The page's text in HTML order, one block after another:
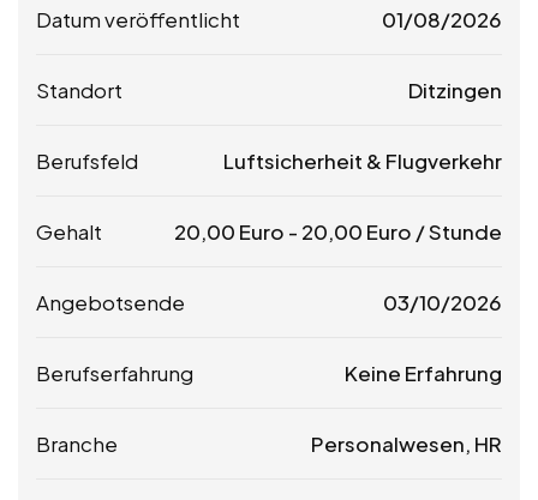
Datum veröffentlicht 01/08/2026
Standort Ditzingen
Berufsfeld Luftsicherheit & Flugverkehr
Gehalt 20,00 Euro - 20,00 Euro / Stunde
Angebotsende 03/10/2026
Berufserfahrung Keine Erfahrung
Branche Personalwesen, HR